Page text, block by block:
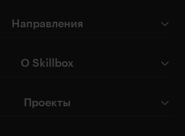
Направления
О Skillbox
Проекты